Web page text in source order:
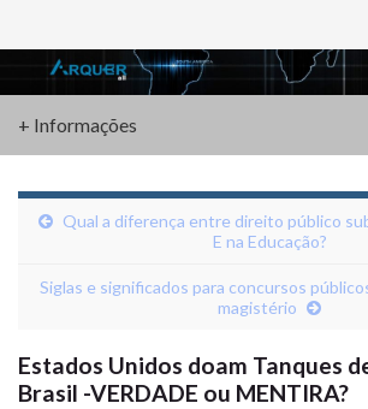
Search for:
+ Informações
Qual a diferença entre direito público
E na Educação?
Siglas e significados para concursos
magistério
Estados Unidos doam Tanques
Brasil -VERDADE ou MENTIRA?